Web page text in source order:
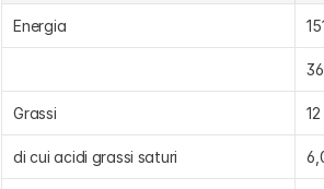
Energia
Grassi
di cui acidi grassi saturi